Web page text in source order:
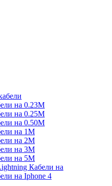
на 0.23М
на 0.25М
на 0.50М
на 1М
на 2М
на 3М
на 5М
Кабели на
на Iphone 4